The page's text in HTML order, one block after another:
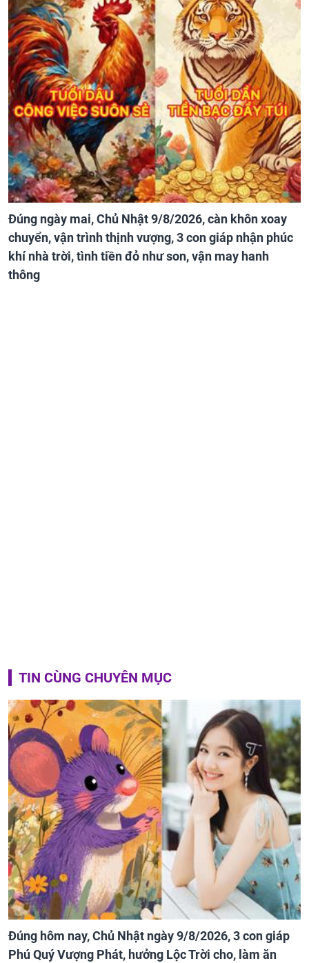
Đúng ngày mai, Chủ Nhật 9/8/2026, càn khôn xoay
chuyển, vận trình thịnh vượng, 3 con giáp nhận phúc
khí nhà trời, tình tiền đỏ như son, vận may hanh
thông
TIN CÙNG CHUYÊN MỤC
Đúng hôm nay, Chủ Nhật ngày 9/8/2026, 3 con giáp
Phú Quý Vượng Phát, hưởng Lộc Trời cho, làm ăn